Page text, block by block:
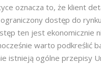
oznacza to, że klient
dostęp do
ten jest ekonomicznie
warto podkreślić
istnieją ogólne przepisy